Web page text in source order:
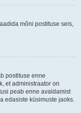
mõni postituse seis,
postituse enne
et administraator on
peab enne avaldamist
edasiste küsimuste jaoks.